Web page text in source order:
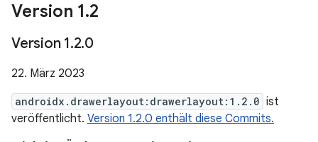
Version 1.2
Version 1.2.0
22. März 2023
androidx.drawerlayout:drawerlayout:1.2.0 ist
veröffentlicht. Version 1.2.0 enthält diese Commits.